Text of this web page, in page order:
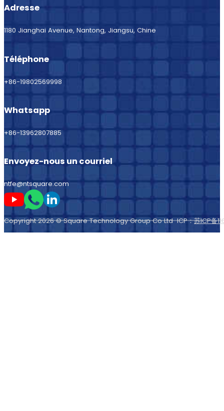
Adresse
1180 Jianghai Avenue, Nantong, Jiangsu, Chine
Téléphone
+86-19802569998
Whatsapp
+86-13962807885
Envoyez-nous un courriel
ntfe@ntsquare.com
Suivez-moi sur Youtube
Suivez-moi sur Whatsapp
Suivez-moi sur LinkedIn
Copyright 2026 © Square Technology Group Co Ltd ICP：苏ICP备